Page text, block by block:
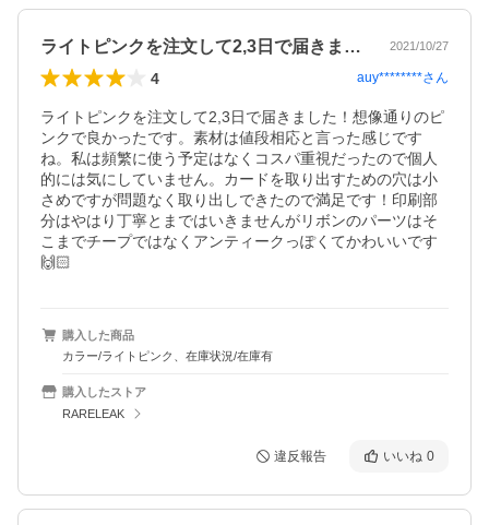
ライトピンクを注文して2,3日で届きま… 2021/10/27
4 auy********さん
ライトピンクを注文して2,3日で届きました！想像通りのピ
ンクで良かったです。素材は値段相応と言った感じです
ね。私は頻繁に使う予定はなくコスパ重視だったので個人
的には気にしていません。カードを取り出すための穴は小
さめですが問題なく取り出しできたので満足です！印刷部
分はやはり丁寧とまではいきませんがリボンのパーツはそ
こまでチープではなくアンティークっぽくてかわいいです
🙌🏻
購入した商品
カラー/ライトピンク、在庫状況/在庫有
購入したストア
RARELEAK
違反報告 いいね 0